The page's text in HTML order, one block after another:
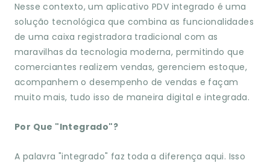
Nesse contexto, um aplicativo PDV integrado é uma
solução tecnológica que combina as funcionalidades
de uma caixa registradora tradicional com as
maravilhas da tecnologia moderna, permitindo que
comerciantes realizem vendas, gerenciem estoque,
acompanhem o desempenho de vendas e façam
muito mais, tudo isso de maneira digital e integrada.
Por Que "Integrado"?
A palavra "integrado" faz toda a diferença aqui. Isso